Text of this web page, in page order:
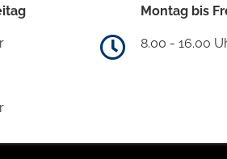
Montag bis
8.00 - 16.00